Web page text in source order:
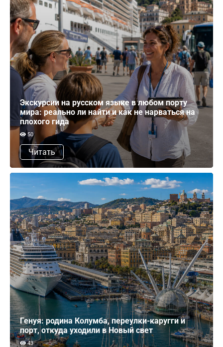
Экскурсии на русском языке в любом порту
мира: реально ли найти и как не нарваться на
плохого гида
50
Читать
Генуя: родина Колумба, переулки-каругги и
порт, откуда уходили в Новый свет
43